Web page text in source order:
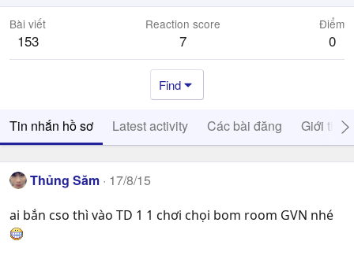
Bài viết
153
Reaction score
7
Điểm
0
Find
Tin nhắn hồ sơ Latest activity Các bài đăng Giới thiệu
Thủng Săm 17/8/15
ai bắn cso thì vào TD 1 1 chơi chọi bom room GVN nhé